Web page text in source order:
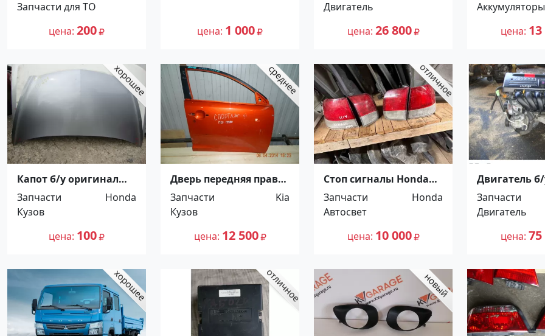
Запчасти для ТО
цена 200 цена 1 000
Двигатель
цена 26 800
Аккумуляторы
цена
Капот б/у оригинал
Honda Fit GD1/GD3
Краснодар
Запчасти
Honda
Кузов
цена 100
Дверь передняя правая
KIA SPORTAGE 2012
Краснодар
Запчасти
Kia
Кузов
цена 12 500
Стоп сигналы Honda
Civic EK дорестайлинг
Краснодар
Запчасти
Honda
Автосвет
цена 10 000
Двигатель
1ZZ-FE
Запчасти
Двигатель
цена 75